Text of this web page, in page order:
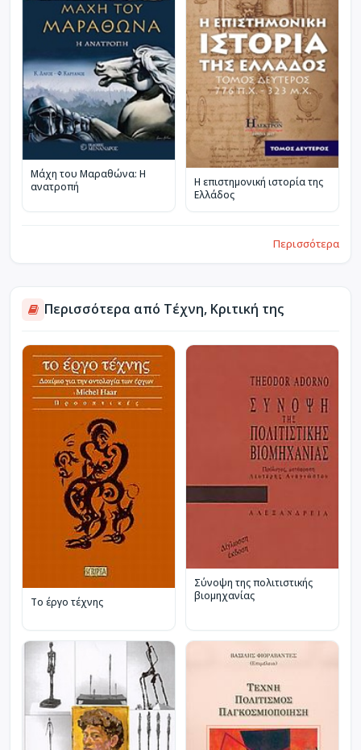
Μάχη του Μαραθώνα: Η
ανατροπή
Η επιστημονική ιστορία της
Ελλάδος
Περισσότερα
Περισσότερα από Τέχνη, Κριτική της
Το έργο τέχνης
Σύνοψη της πολιτιστικής
βιομηχανίας